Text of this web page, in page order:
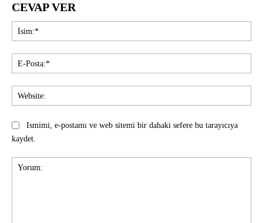
CEVAP VER
Ismimi, e-postamı ve web sitemi bir dahaki sefere bu tarayıcıya
kaydet.